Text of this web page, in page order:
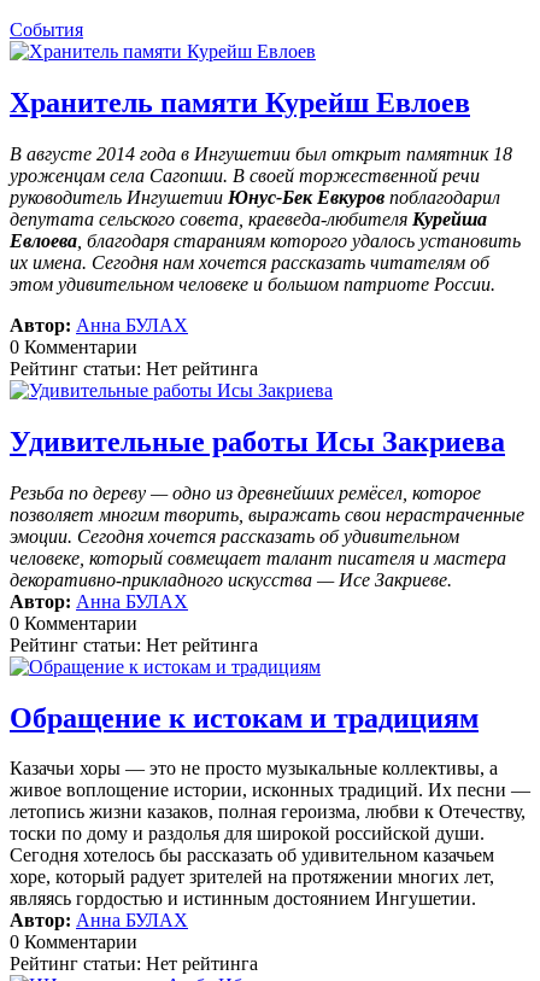
События
Хранитель памяти Курейш Евлоев
В августе 2014 года в Ингушетии был открыт памятник 18
уроженцам села Сагопши. В своей торжественной речи
руководитель Ингушетии Юнус-Бек Евкуров поблагодарил
депутата сельского совета, краеведа-любителя Курейша
Евлоева , благодаря стараниям которого удалось установить
их имена. Сегодня нам хочется рассказать читателям об
этом удивительном человеке и большом патриоте России.
Автор: Анна БУЛАХ
0 Комментарии
Рейтинг статьи: Нет рейтинга
Удивительные работы Исы Закриева
Резьба по дереву — одно из древнейших ремёсел, которое
позволяет многим творить, выражать свои нерастраченные
эмоции. Сегодня хочется рассказать об удивительном
человеке, который совмещает талант писателя и мастера
декоративно-прикладного искусства — Исе Закриеве.
Автор: Анна БУЛАХ
0 Комментарии
Рейтинг статьи: Нет рейтинга
Обращение к истокам и традициям
Казачьи хоры — это не просто музыкальные коллективы, а
живое воплощение истории, исконных традиций. Их песни —
летопись жизни казаков, полная героизма, любви к Отечеству,
тоски по дому и раздолья для широкой российской души.
Сегодня хотелось бы рассказать об удивительном казачьем
хоре, который радует зрителей на протяжении многих лет,
являясь гордостью и истинным достоянием Ингушетии.
Автор: Анна БУЛАХ
0 Комментарии
Рейтинг статьи: Нет рейтинга